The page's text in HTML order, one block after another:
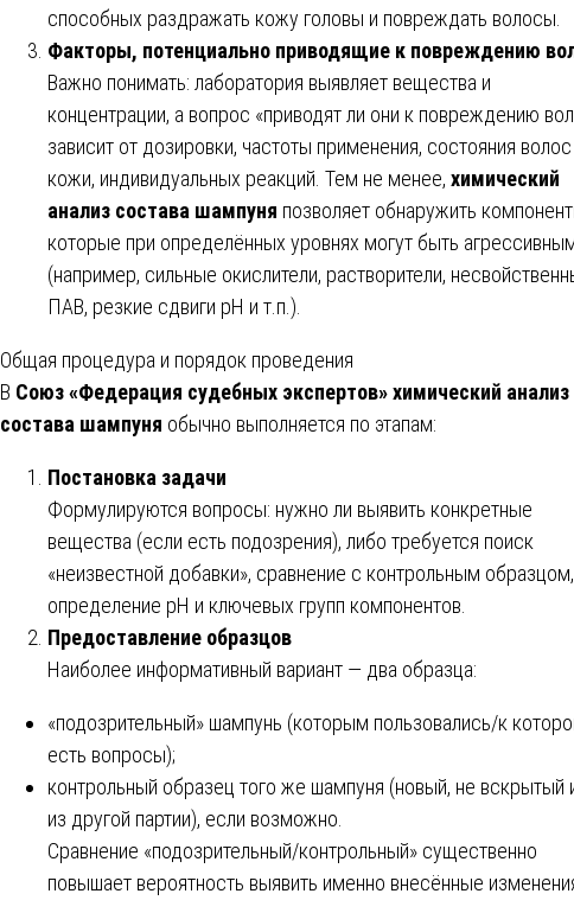
способных раздражать кожу головы и повреждать волосы.
Факторы, потенциально приводящие к повреждению
Важно понимать: лаборатория выявляет вещества и
концентрации, а вопрос «приводят ли они к повреждению
зависит от дозировки, частоты применения, состояния
кожи, индивидуальных реакций. Тем не менее, химический
анализ состава шампуня позволяет обнаружить
которые при определённых уровнях могут быть
(например, сильные окислители, растворители,
ПАВ, резкие сдвиги pH и т.п.).
Общая процедура и порядок проведения
В Союз «Федерация судебных экспертов»химический анализ
состава шампуня обычно выполняется по этапам:
Постановка задачи
Формулируются вопросы: нужно ли выявить конкретные
вещества (если есть подозрения), либо требуется поиск
«неизвестной добавки», сравнение с контрольным образцом,
определение pH и ключевых групп компонентов.
Предоставление образцов
Наиболее информативный вариант — два образца:
«подозрительный» шампунь (которым пользовались/к
есть вопросы);
контрольный образец того же шампуня (новый, не вскрытый
из другой партии), если возможно.
Сравнение «подозрительный/контрольный» существенно
повышает вероятность выявить именно внесённые